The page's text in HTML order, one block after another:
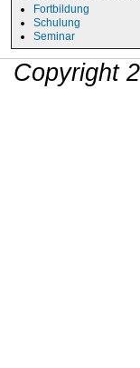
Fortbildung
Schulung
Seminar
Copyright